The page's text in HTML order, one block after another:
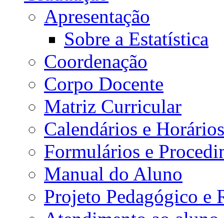
Apresentação
Sobre a Estatística
Coordenação
Corpo Docente
Matriz Curricular
Calendários e Horários
Formulários e
Manual do Aluno
Projeto Pedagógico e